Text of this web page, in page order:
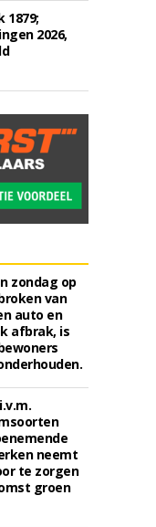
1879;
2026,
zondag op
van
auto en
afbrak, is
neemt
te zorgen
groen